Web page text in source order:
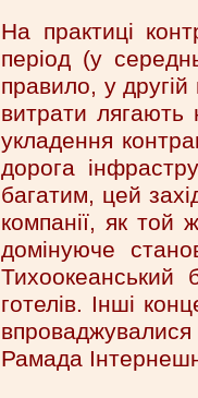
На практиці
період (у
правило, у
витрати
укладення
дорога
багатим, цей
компанії, як
домінуюче
Тихоокеанський
готелів. Інші
Рамада